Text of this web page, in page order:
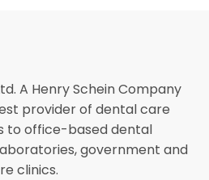
A Henry Schein Company
provider of dental care
to office-based dental
government and
clinics.